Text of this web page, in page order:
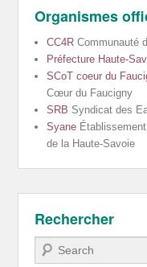
Organismes
CC4R Communauté
Préfecture Haute-
SCoT coeur du
Cœur du Faucigny
SRB Syndicat des
Syane
de la Haute-Savoie
Rechercher
Recherche